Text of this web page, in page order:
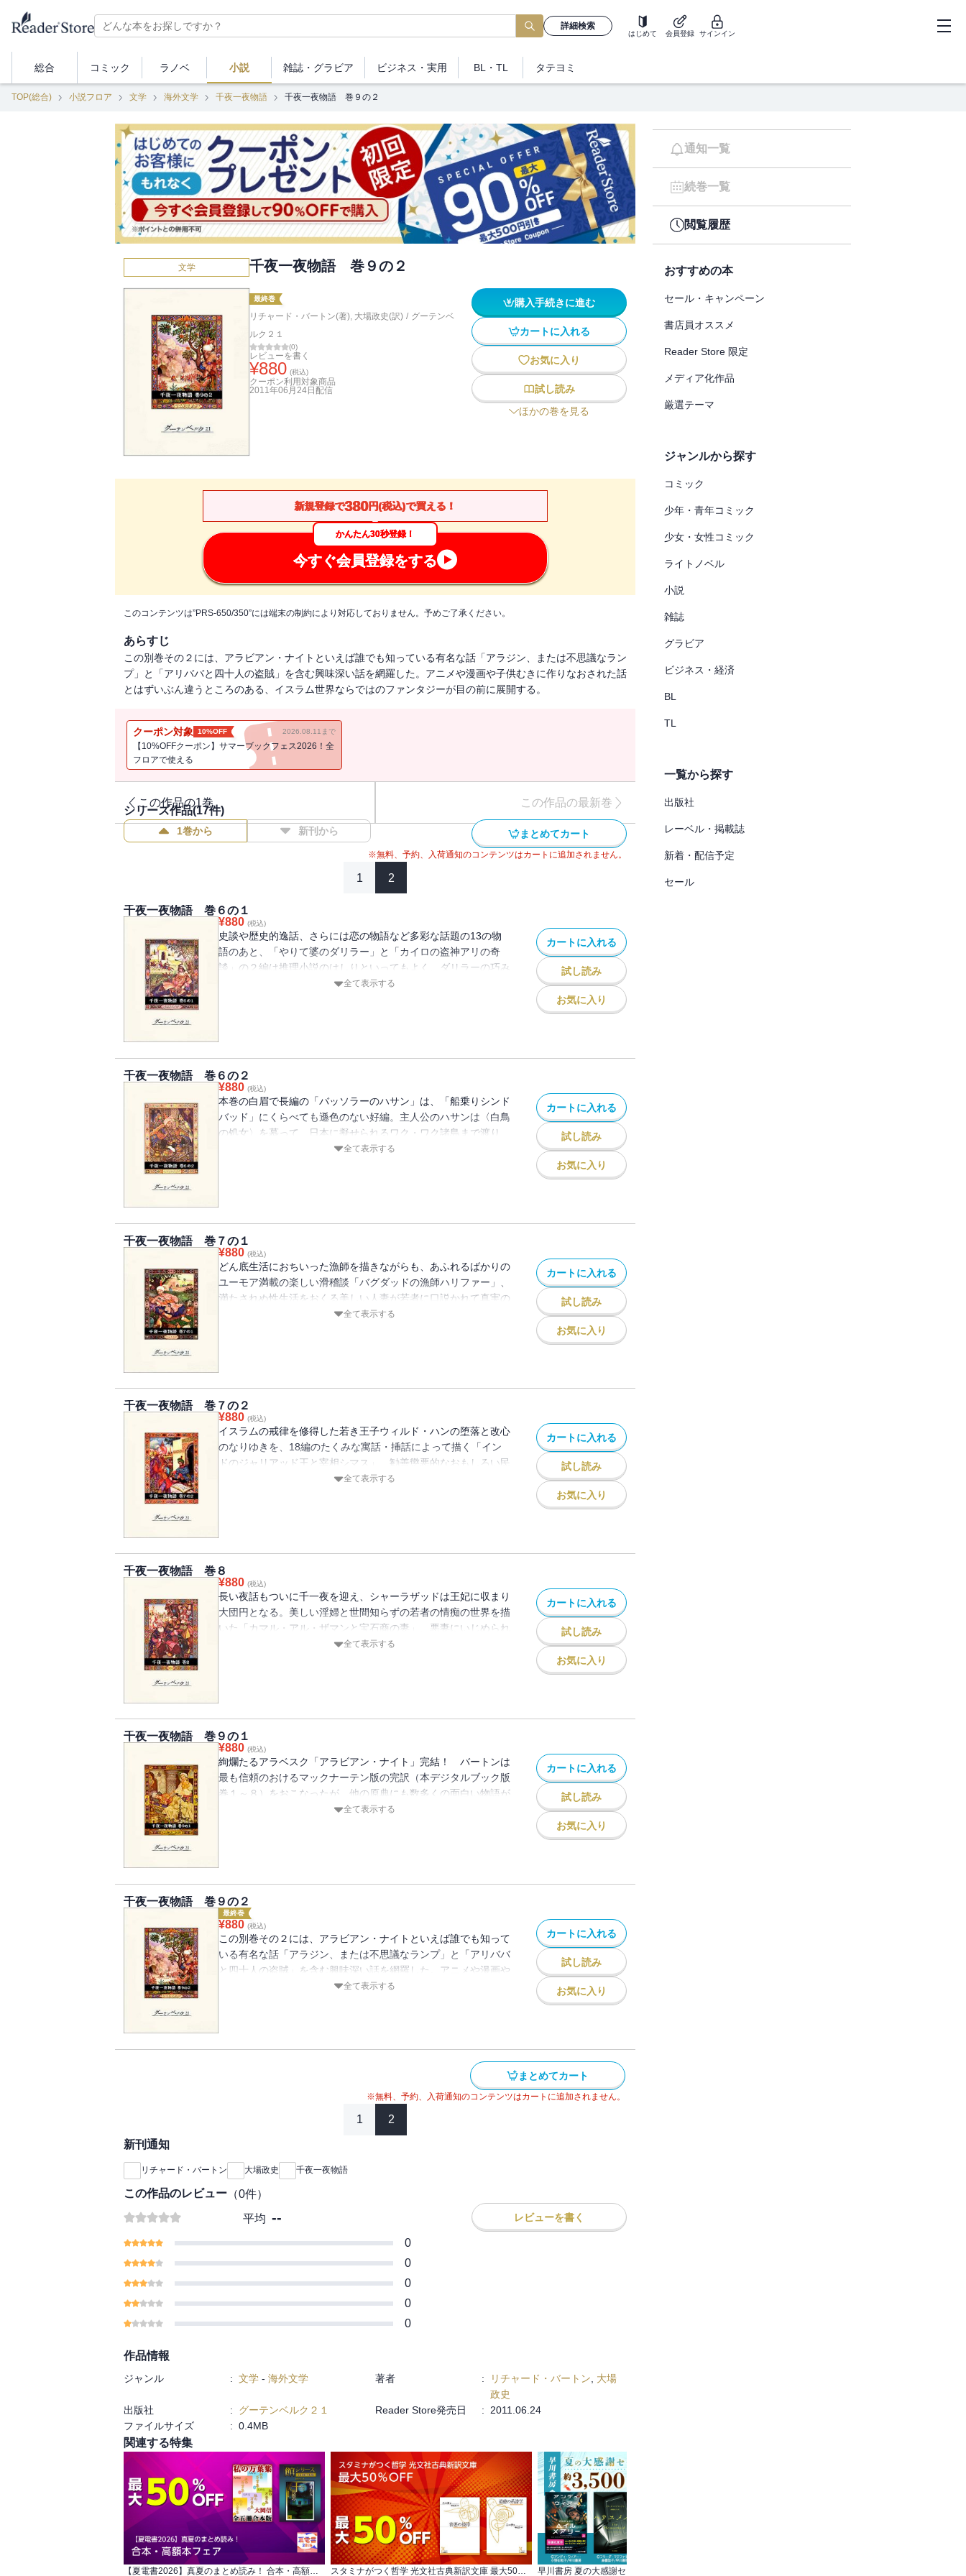
詳細検索
はじめて 会員登録 サインイン
総合 コミック ラノベ 小説 雑誌・ グラビア ビジネス ・実用 BL・TL タテヨミ
TOP(総合) 小説フロア 文学 海外文学 千夜一夜物語 千夜一夜物語 巻９の２
文学 千夜一夜物語 巻９の２
最終巻
リチャード・バートン(著), 大場政史(訳) / グーテンベ
ルク２１
(0)
レビューを書く
¥880 (税込)
クーポン利用対象商品
2011年06月24日 配信
購入手続きに進む
カートに入れる
お気に入り
試し読み
ほかの巻を見る
新規登録で380円(税込)で買える！
かんたん30秒登録！
今すぐ会員登録をする
このコンテンツは”PRS-650/350”には端末の制約により対応しておりません。予めご了承ください。
あらすじ
この別巻その２には、アラビアン・ナイトといえば誰でも知っている有名な話「アラジン、または不思議なラン
プ」と「アリババと四十人の盗賊」を含む興味深い話を網羅した。アニメや漫画や子供むきに作りなおされた話
とはずいぶん違うところのある、イスラム世界ならではのファンタジーが目の前に展開する。
クーポン対象 10%OFF 2026.08.11まで
【10%OFFクーポン】サマーブックフェス2026！全
フロアで使える
この作品の1巻 この作品の最新巻
シリーズ作品(17件)
1巻から 新刊から まとめてカート
※無料、予約、入荷通知のコンテンツはカートに追加されません。
1 2
千夜一夜物語 巻６の１
¥880 (税込)
史談や歴史的逸話、さらには恋の物語など多彩な話題の13の物
語のあと、「やりて婆のダリラー」と「カイロの盗神アリの奇
談」の２編は推理小説のはしりといってもよく、ダリラーの巧み
なトリックと、アリの変幻自在な怪盗ぶりでうならせる。江戸川
全て表示する
カートに入れる
試し読み
お気に入り
千夜一夜物語 巻６の２
¥880 (税込)
本巻の白眉で長編の「バッソラーのハサン」は、「船乗りシンド
バッド」にくらべても遜色のない好編。主人公のハサンは〈白鳥
の処女〉を慕って、日本に擬せられるワク・ワク諸島まで渡り、
ついに本懐をとげ、子までもうける。この話には錬金術の話、怪
全て表示する
カートに入れる
試し読み
お気に入り
千夜一夜物語 巻７の１
¥880 (税込)
どん底生活におちいった漁師を描きながらも、あふれるばかりの
ユーモア満載の楽しい滑稽談「バグダッドの漁師ハリファー」、
満たされぬ性生活をおくる美しい人妻が若者に口説かれて真実の
愛に生きる決心をする「マスルールとザイン・アル・マワシ
全て表示する
カートに入れる
試し読み
お気に入り
千夜一夜物語 巻７の２
¥880 (税込)
イスラムの戒律を修得した若き王子ウィルド・ハンの堕落と改心
のなりゆきを、18編のたくみな寓話・挿話によって描く「イン
ドのジャリアッド王と宰相シマス」、勧善懲悪的なおもしろい民
話「紺屋のアブ・キルと床屋のアブ・シル」、アラビア版の人魚
全て表示する
カートに入れる
試し読み
お気に入り
千夜一夜物語 巻８
¥880 (税込)
長い夜話もついに千一夜を迎え、シャーラザッドは王妃に収まり
大団円となる。美しい淫婦と世間知らずの若者の情痴の世界を描
いた「カマル・アル・ザマンと宝石商の妻」、悪妻にいじめられ
「蒸発」した亭主が魔法の指輪によって、ついにサルタンにまで
全て表示する
カートに入れる
試し読み
お気に入り
千夜一夜物語 巻９の１
¥880 (税込)
絢爛たるアラベスク「アラビアン・ナイト」完結！ バートンは
最も信頼のおけるマックナーテン版の完訳（本デジタルブック版
巻１～８）をおこなったが、他の原典にも数多くの面白い物語が
あるところから、別巻をつくりあげた。本巻には、別名「道化者
全て表示する
カートに入れる
試し読み
お気に入り
千夜一夜物語 巻９の２
最終巻
¥880 (税込)
この別巻その２には、アラビアン・ナイトといえば誰でも知って
いる有名な話「アラジン、または不思議なランプ」と「アリババ
と四十人の盗賊」を含む興味深い話を網羅した。アニメや漫画や
子供むきに作りなおされた話とはずいぶん違うところのある、イ
全て表示する
カートに入れる
試し読み
お気に入り
まとめてカート
※無料、予約、入荷通知のコンテンツはカートに追加されません。
1 2
新刊通知
リチャード・バートン 大場政史 千夜一夜物語
この作品のレビュー （0件）
平均 -- レビューを書く
0
0
0
0
0
作品情報
ジャンル : 文学 - 海外文学 著者 : リチャード・バートン
大場
政史
出版社
: グーテンベルク２１ Reader Store発売日 :
2011.06.24
ファイルサイズ
: 0.4MB
関連する特集
早川書房 夏の大感謝セール
通知一覧
続巻一覧
閲覧履歴
おすすめの本
セール・キャンペーン
書店員オススメ
Reader Store 限定
メディア化作品
厳選テーマ
ジャンルから探す
コミック
少年・青年コミック
少女・女性コミック
ライトノベル
小説
雑誌
グラビア
ビジネス・経済
BL
TL
一覧から探す
出版社
レーベル・掲載誌
新着・配信予定
セール